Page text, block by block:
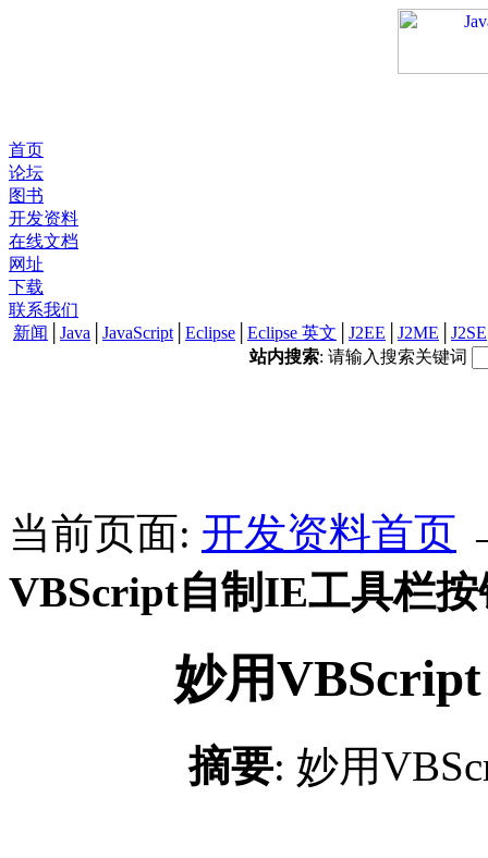
首页
论坛
图书
开发资料
在线文档
网址
下载
联系我们
新闻
Java JavaScript Eclipse Eclipse 英文 J2EE J2ME J2SE
站内搜索: 请输入搜索关键词
当前页面: 开发资料首页
VBScript自制IE工具栏按
妙用
摘要: 妙用